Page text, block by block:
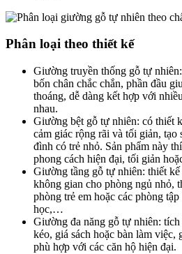
Phân loại theo thiết kế
Giường truyền thống gỗ tự
bốn chân chắc chắn, phần đầu
thoáng, dễ dàng kết hợp với
nhau.
Giường bệt gỗ tự nhiên: có thiết
cảm giác rộng rãi và tối giản, tạo
đình có trẻ nhỏ. Sản phẩm này
phong cách hiện đại, tối giản
Giường tầng gỗ tự nhiên: thiết
không gian cho phòng ngủ nhỏ,
phòng trẻ em hoặc các phòng
học,…
Giường đa năng gỗ tự nhiên:
kéo, giá sách hoặc bàn làm
phù hợp với các căn hộ hiện đại.